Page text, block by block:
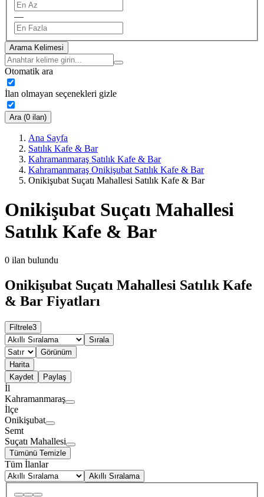
—
Arama Kelimesi
Otomatik ara
İlan olmayan seçenekleri gizle
Ara (0 ilan)
Ana Sayfa
Satılık Kafe & Bar
Kahramanmaraş Satılık Kafe & Bar
Kahramanmaraş Onikişubat Satılık Kafe & Bar
Onikişubat Suçatı Mahallesi Satılık Kafe & Bar
Onikişubat Suçatı Mahallesi
Satılık Kafe & Bar
0 ilan bulundu
Onikişubat Suçatı Mahallesi Satılık Kafe
& Bar Fiyatları
Filtrele3
Sırala
Görünüm
Harita
Kaydet
Paylaş
İl
Kahramanmaraş
İlçe
Onikişubat
Semt
Suçatı Mahallesi
Tümünü Temizle
Tüm İlanlar
Akıllı Sıralama